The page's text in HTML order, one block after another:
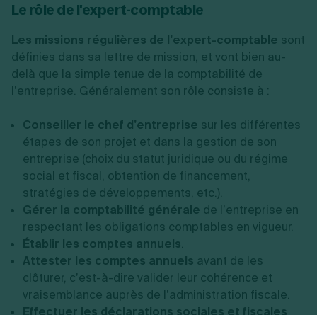
Le rôle de l'expert-comptable
Les missions régulières de l’expert-comptable sont
définies dans sa lettre de mission, et vont bien au-
delà que la simple tenue de la comptabilité de
l’entreprise. Généralement son rôle consiste à :
Conseiller le chef d’entreprise sur les différentes
étapes de son projet et dans la gestion de son
entreprise (choix du statut juridique ou du régime
social et fiscal, obtention de financement,
stratégies de développements, etc.).
Gérer la comptabilité générale de l’entreprise en
respectant les obligations comptables en vigueur.
Établir les comptes annuels.
Attester les comptes annuels avant de les
clôturer, c’est-à-dire valider leur cohérence et
vraisemblance auprès de l’administration fiscale.
Effectuer les déclarations sociales et fiscales